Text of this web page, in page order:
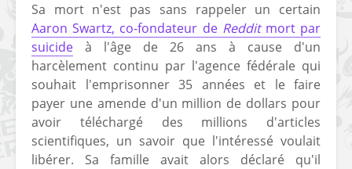
Sa mort n'est pas sans rappeler un certain
Aaron Swartz, co-fondateur de Redditmort par
suicide à l'âge de 26 ans à cause d'un
harcèlement continu par l'agence fédérale qui
souhait l'emprisonner 35 années et le faire
payer une amende d'un million de dollars pour
avoir téléchargé des millions d'articles
scientifiques, un savoir que l'intéressé voulait
libérer. Sa famille avait alors déclaré qu'il